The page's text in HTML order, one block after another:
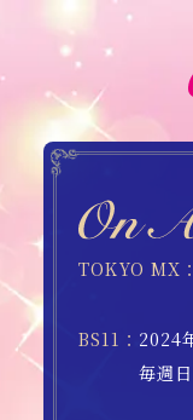
TOKYO MX
BS11
2024
毎週